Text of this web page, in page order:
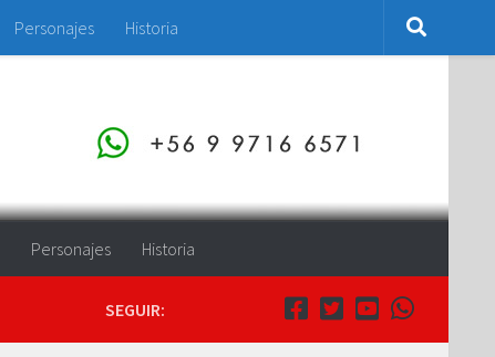
Personajes Historia
Personajes Historia
SEGUIR: